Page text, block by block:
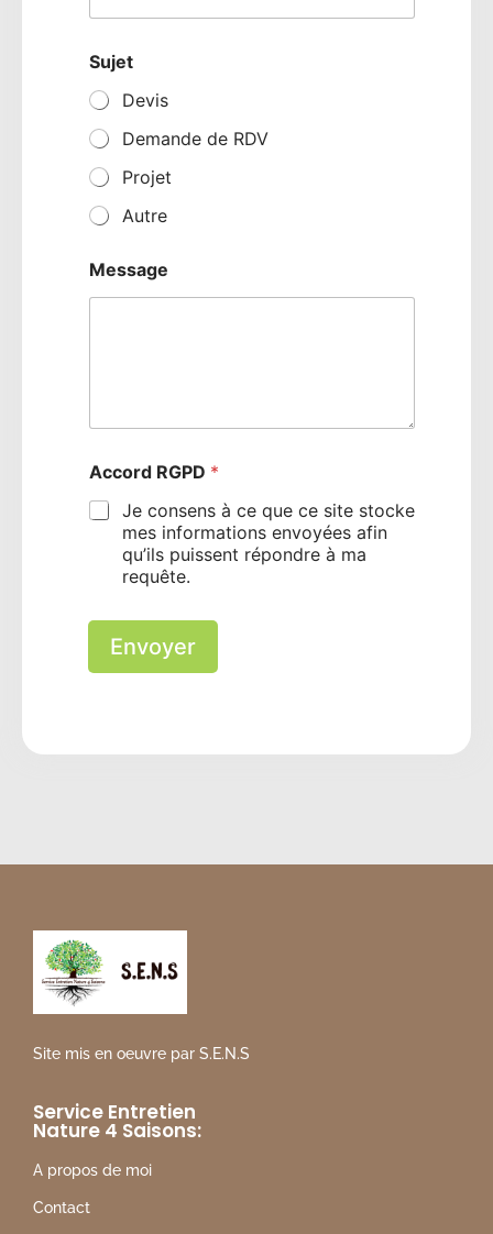
Sujet
Devis
Demande de RDV
Projet
Autre
Message
Accord RGPD *
Je consens à ce que ce site stocke
mes informations envoyées afin
qu’ils puissent répondre à ma
requête.
Envoyer
Site mis en oeuvre par S.E.N.S
Service Entretien
Nature 4 Saisons:
A propos de moi
Contact